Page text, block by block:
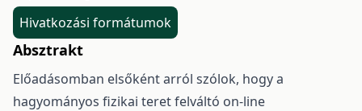
Hivatkozási formátumok
Absztrakt
Előadásomban elsőként arról szólok, hogy a
hagyományos fizikai teret felváltó on-line